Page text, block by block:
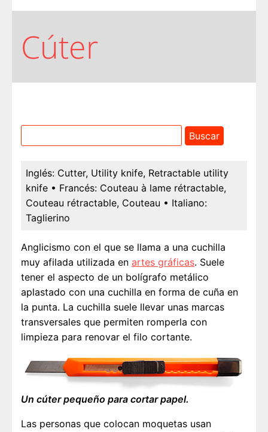
Cúter
Inglés: Cutter, Utility knife, Retractable utility
knife • Francés: Couteau à lame rétractable,
Couteau rétractable, Couteau • Italiano:
Taglierino
Anglicismo con el que se llama a una cuchilla
muy afilada utilizada en artes gráficas. Suele
tener el aspecto de un bolígrafo metálico
aplastado con una cuchilla en forma de cuña en
la punta. La cuchilla suele llevar unas marcas
transversales que permiten romperla con
limpieza para renovar el filo cortante.
Un cúter pequeño para cortar papel.
Las personas que colocan moquetas usan